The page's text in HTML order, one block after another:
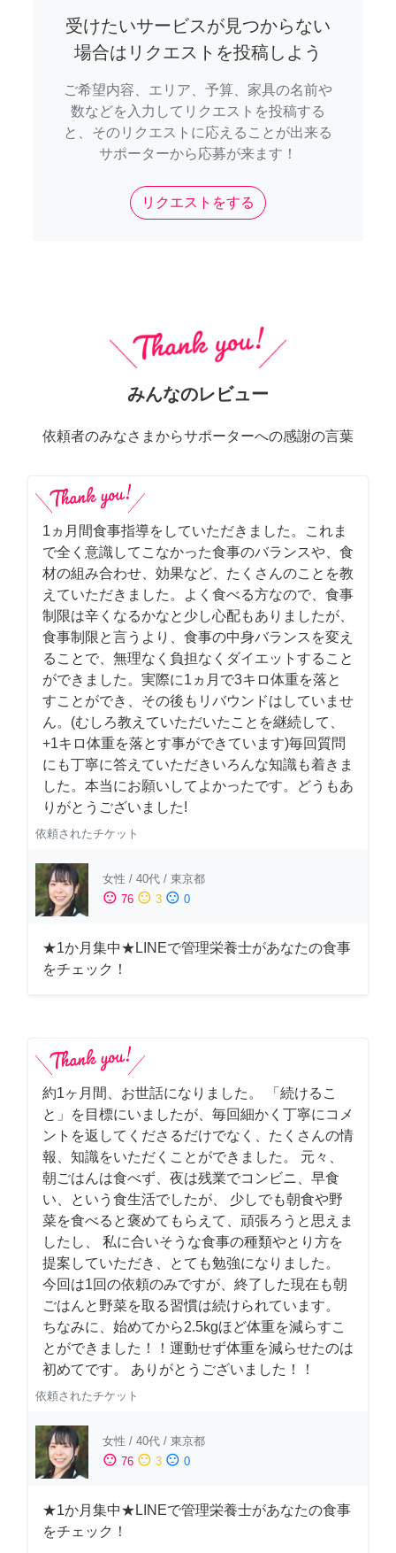
受けたいサービスが見つからない
場合はリクエストを投稿しよう
ご希望内容、エリア、予算、家具の名前や
数などを入力してリクエストを投稿する
と、そのリクエストに応えることが出来る
サポーターから応募が来ます！
リクエストをする
みんなのレビュー
依頼者のみなさまからサポーターへの感謝の言葉
1ヵ月間食事指導をしていただきました。これま
で全く意識してこなかった食事のバランスや、食
材の組み合わせ、効果など、たくさんのことを教
えていただきました。よく食べる方なので、食事
制限は辛くなるかなと少し心配もありましたが、
食事制限と言うより、食事の中身バランスを変え
ることで、無理なく負担なくダイエットすること
ができました。実際に1ヵ月で3キロ体重を落と
すことができ、その後もリバウンドはしていませ
ん。(むしろ教えていただいたことを継続して、
+1キロ体重を落とす事ができています)毎回質問
にも丁寧に答えていただきいろんな知識も着きま
した。本当にお願いしてよかったです。どうもあ
りがとうございました!
依頼されたチケット
女性 / 40代 / 東京都
sentiment_satisfied 76 sentiment_neutral 3 sentiment_dissatisfied 0
★1か月集中★LINEで管理栄養士があなたの食事
をチェック！
約1ヶ月間、お世話になりました。 「続けるこ
と」を目標にいましたが、毎回細かく丁寧にコメ
ントを返してくださるだけでなく、たくさんの情
報、知識をいただくことができました。 元々、
朝ごはんは食べず、夜は残業でコンビニ、早食
い、という食生活でしたが、 少しでも朝食や野
菜を食べると褒めてもらえて、頑張ろうと思えま
したし、 私に合いそうな食事の種類やとり方を
提案していただき、とても勉強になりました。
今回は1回の依頼のみですが、終了した現在も朝
ごはんと野菜を取る習慣は続けられています。
ちなみに、始めてから2.5kgほど体重を減らすこ
とができました！！運動せず体重を減らせたのは
初めてです。 ありがとうございました！！
依頼されたチケット
女性 / 40代 / 東京都
sentiment_satisfied 76 sentiment_neutral 3 sentiment_dissatisfied 0
★1か月集中★LINEで管理栄養士があなたの食事
をチェック！